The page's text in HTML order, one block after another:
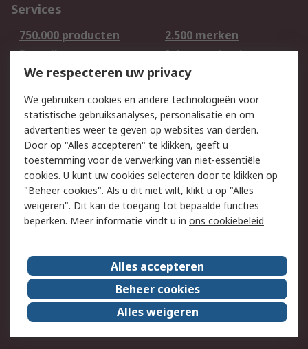
Services
750.000 producten
2.500 merken
Bestellen
Inkoopoplossingen
Retouren
Technisch advies
Track & Trace
Wettelijk
Cookiebeleid
Email veiligheid
Privacybeleid -
Bijgewerkt
Websitevoorwaarden
Algemene
verkoopvoorwaarden
Over RS
RS Group
Over ons
RS wereldwijd
Werken bij RS
ESG
We respecteren uw privacy
We gebruiken cookies en andere technologieën voor
statistische gebruiksanalyses, personalisatie en om
advertenties weer te geven op websites van derden.
Door op "Alles accepteren" te klikken, geeft u
toestemming voor de verwerking van niet-essentiële
cookies. U kunt uw cookies selecteren door te klikken op
"Beheer cookies". Als u dit niet wilt, klikt u op "Alles
weigeren". Dit kan de toegang tot bepaalde functies
beperken. Meer informatie vindt u in ons cookiebeleid
Alles accepteren
Beheer cookies
Alles weigeren